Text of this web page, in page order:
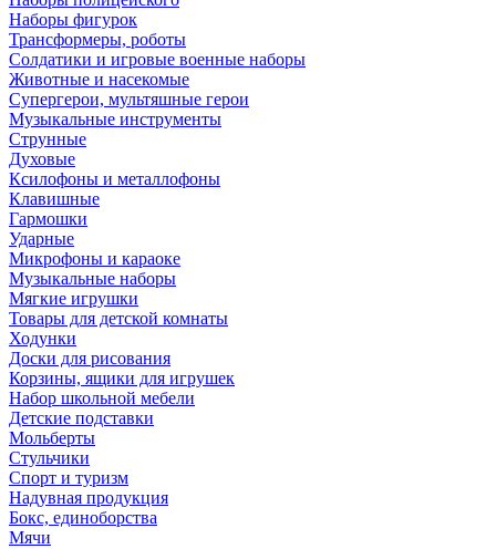
Наборы фигурок
Трансформеры, роботы
Солдатики и игровые военные наборы
Животные и насекомые
Супергерои, мультяшные герои
Музыкальные инструменты
Струнные
Духовые
Ксилофоны и металлофоны
Клавишные
Гармошки
Ударные
Микрофоны и караоке
Музыкальные наборы
Мягкие игрушки
Товары для детской комнаты
Ходунки
Доски для рисования
Корзины, ящики для игрушек
Набор школьной мебели
Детские подставки
Мольберты
Стульчики
Спорт и туризм
Надувная продукция
Бокс, единоборства
Мячи